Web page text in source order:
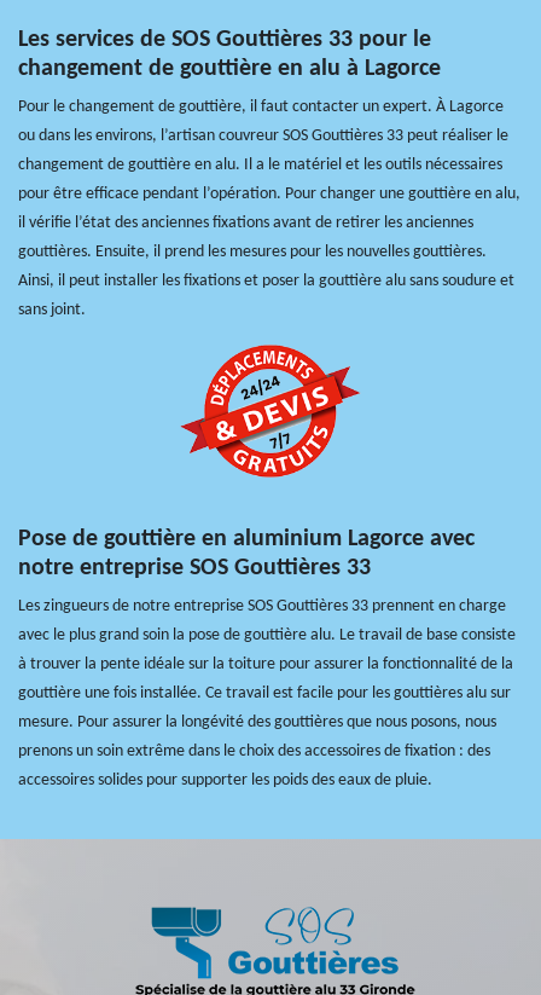
Les services de SOS Gouttières 33 pour le
changement de gouttière en alu à Lagorce
Pour le changement de gouttière, il faut contacter un expert. À Lagorce
ou dans les environs, l’artisan couvreur SOS Gouttières 33 peut réaliser le
changement de gouttière en alu. Il a le matériel et les outils nécessaires
pour être efficace pendant l’opération. Pour changer une gouttière en alu,
il vérifie l’état des anciennes fixations avant de retirer les anciennes
gouttières. Ensuite, il prend les mesures pour les nouvelles gouttières.
Ainsi, il peut installer les fixations et poser la gouttière alu sans soudure et
sans joint.
Pose de gouttière en aluminium Lagorce avec
notre entreprise SOS Gouttières 33
Les zingueurs de notre entreprise SOS Gouttières 33 prennent en charge
avec le plus grand soin la pose de gouttière alu. Le travail de base consiste
à trouver la pente idéale sur la toiture pour assurer la fonctionnalité de la
gouttière une fois installée. Ce travail est facile pour les gouttières alu sur
mesure. Pour assurer la longévité des gouttières que nous posons, nous
prenons un soin extrême dans le choix des accessoires de fixation : des
accessoires solides pour supporter les poids des eaux de pluie.